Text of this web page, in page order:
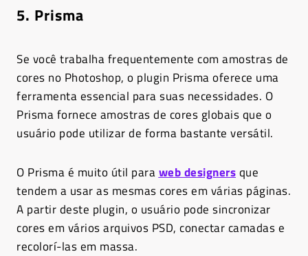
5. Prisma
Se você trabalha frequentemente com amostras de
cores no Photoshop, o plugin Prisma oferece uma
ferramenta essencial para suas necessidades. O
Prisma fornece amostras de cores globais que o
usuário pode utilizar de forma bastante versátil.
O Prisma é muito útil paraweb designersque
tendem a usar as mesmas cores em várias páginas.
A partir deste plugin, o usuário pode sincronizar
cores em vários arquivos PSD, conectar camadas e
recolorí-las em massa.